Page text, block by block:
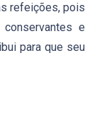
refeições, pois
e
para que seu